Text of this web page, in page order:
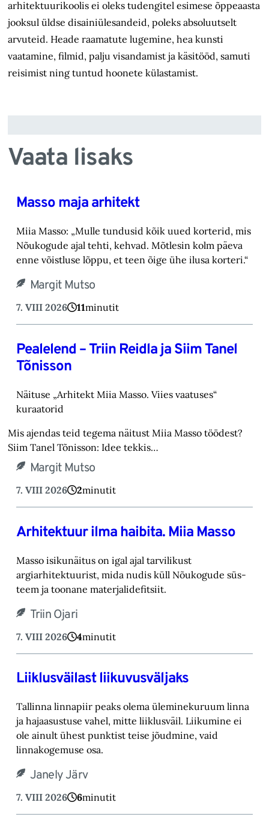
arhitektuurikoolis ei oleks tudengitel esimese õppeaasta
jooksul üldse disainiülesandeid, poleks absoluutselt
arvuteid. Heade raamatute lugemine, hea kunsti
vaatamine, filmid, palju visandamist ja käsitööd, samuti
reisimist ning tuntud hoonete külastamist.
Vaata lisaks
Masso maja arhitekt
Miia Masso: „Mulle tundusid kõik uued korterid, mis
Nõukogude ajal tehti, kehvad. Mõtlesin kolm päeva
enne võistluse lõppu, et teen õige ühe ilusa korteri.“
Margit Mutso
7. VIII 2026 11minutit
Pealelend – Triin Reidla ja Siim Tanel
Tõnisson
Näituse „Arhitekt Miia Masso. Viies vaatuses“
kuraatorid
Mis ajendas teid tegema näitust Miia Masso töödest?
Siim Tanel Tõnisson: Idee tekkis…
Margit Mutso
7. VIII 2026 2minutit
Arhitektuur ilma haibita. Miia Masso
Masso isikunäitus on igal ajal tarvilikust
argiarhitektuurist, mida nudis küll Nõukogude süs-‎
teem ja toonane materjalidefitsiit.‎
Triin Ojari
7. VIII 2026 4minutit
Liiklusväilast liikuvusväljaks
Tallinna linnapiir peaks olema üleminekuruum linna
ja hajaasustuse vahel, mitte liiklusväil. ‎Liikumine ei
ole ainult ühest punktist teise jõudmine, vaid
linnakogemuse osa.‎
Janely Järv
7. VIII 2026 6minutit